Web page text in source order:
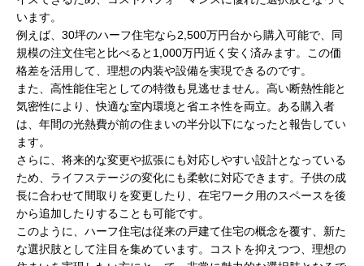
います。
例えば、30坪のハーフ住宅なら2,500万円台から購入可能で、同
規模の注文住宅と比べると1,000万円近く安く済みます。この価
格差を活用して、理想の内装や設備を実現できるのです。
また、高性能住宅としての特徴も見逃せません。高い断熱性能と
気密性により、快適な室内環境と省エネ性を両立。ある購入者
は、年間の光熱費が前の住まいの半分以下になったと報告してい
ます。
さらに、将来的な変更や拡張にも対応しやすい設計となっている
ため、ライフステージの変化にも柔軟に対応できます。子供の成
長に合わせて間取りを変更したり、在宅ワーク用のスペースを後
から追加したりすることも可能です。
このように、ハーフ住宅は従来の戸建て住宅の概念を覆す、新た
な選択肢として注目を集めています。コストを抑えつつ、理想の